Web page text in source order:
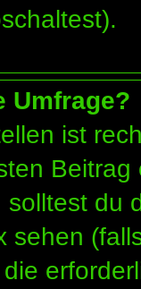
Umfrage?
ist
solltest du
sehen